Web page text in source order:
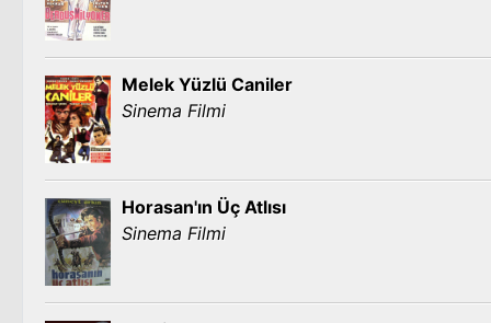
Melek Yüzlü Caniler
Sinema Filmi
Horasan'ın Üç Atlısı
Sinema Filmi